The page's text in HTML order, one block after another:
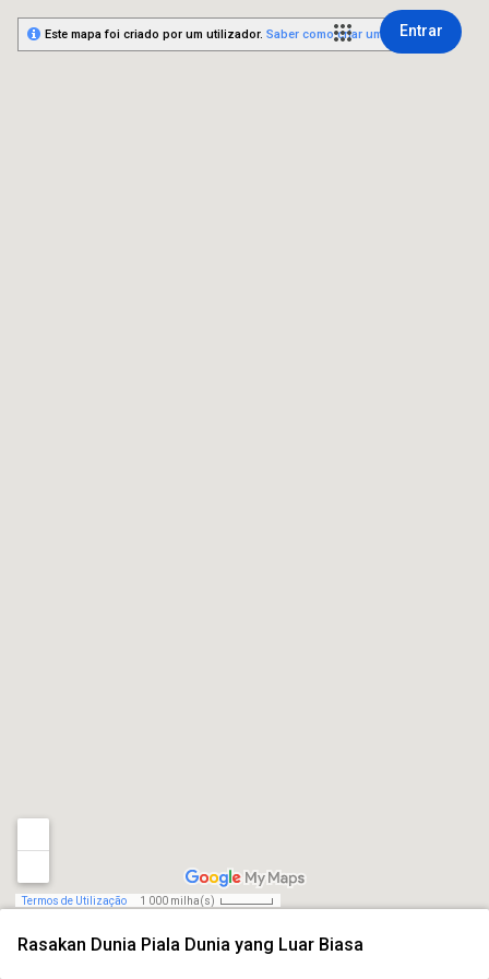
Entrar
Rasakan Dunia Piala Dunia yang Luar Biasa
Termos de Utilização 1 000 milha(s)
Este mapa foi criado por um utilizador. Saber como criar um mapa.